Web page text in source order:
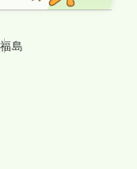
福島